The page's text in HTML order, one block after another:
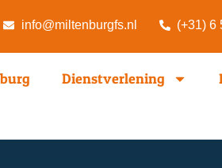
info@miltenburgfs.nl (+31) 6
Dienstverlening